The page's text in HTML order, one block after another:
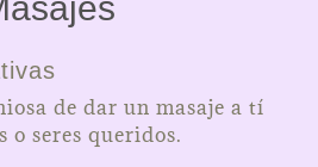
de dar un masaje a tí
o seres queridos.